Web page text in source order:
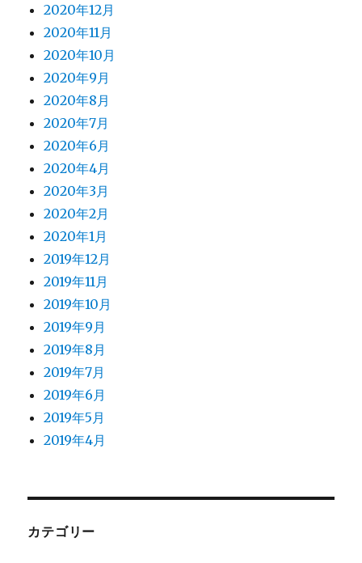
2020年12月
2020年11月
2020年10月
2020年9月
2020年8月
2020年7月
2020年6月
2020年4月
2020年3月
2020年2月
2020年1月
2019年12月
2019年11月
2019年10月
2019年9月
2019年8月
2019年7月
2019年6月
2019年5月
2019年4月
カテゴリー